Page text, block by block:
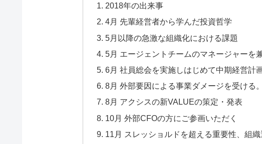
2018年の出来事
4月 先輩経営者から学んだ投資哲学
5月以降の急激な組織化における課題
5月 エージェントチームのマネージャーを
6月 社員総会を実施しはじめて中期経営計
8月 外部要因による事業ダメージを受ける。
8月 アクシスの新VALUEの策定・発表
10月 外部CFOの方にご参画いただく
11月 スレッショルドを超える重要性、組